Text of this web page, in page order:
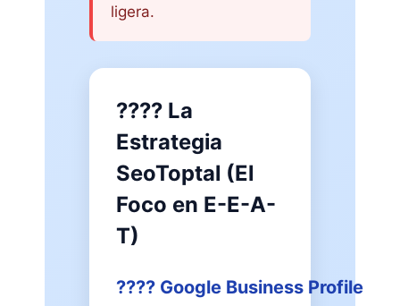
ligera.
???? La
Estrategia
SeoToptal (El
Foco en E-E-A-
T)
???? Google Business Profile